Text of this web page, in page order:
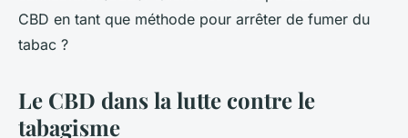
CBD en tant que méthode pour arrêter de fumer du
tabac ?
Le CBD dans la lutte contre le
tabagisme